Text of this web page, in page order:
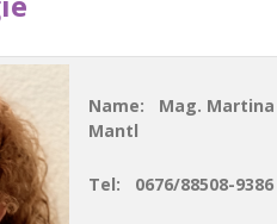
Name: Mag. Martina
Mantl
Tel: 0676/88508-9386